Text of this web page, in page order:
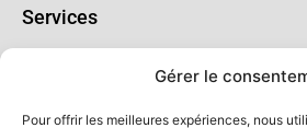
Gérer le
Pour offrir les meilleures expériences, nous
Services
Funérailles au salon